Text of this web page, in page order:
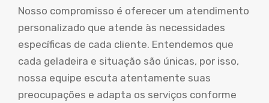
Nosso compromisso é oferecer um atendimento
personalizado que atende às necessidades
específicas de cada cliente. Entendemos que
cada geladeira e situação são únicas, por isso,
nossa equipe escuta atentamente suas
preocupações e adapta os serviços conforme